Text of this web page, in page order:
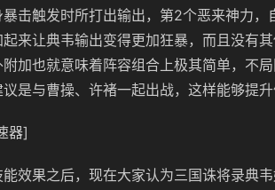
击触发时所打出输出，第2个恶来神力
来让典韦输出变得更加狂暴，而且没有
加也就意味着阵容组合上极其简单，不
是与曹操、许褚一起出战，这样能够提升
器]
效果之后，现在大家认为三国诛将录典